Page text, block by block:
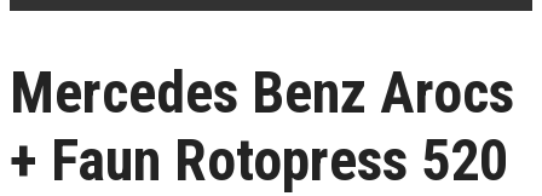
Mercedes Benz Arocs
+ Faun Rotopress 520